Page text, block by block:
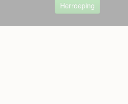
Herroeping